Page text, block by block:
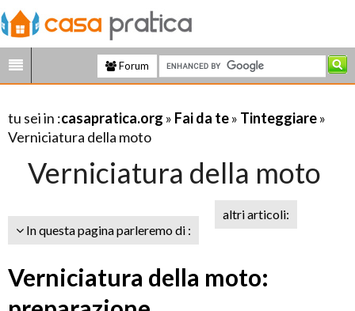
Forum
tu sei in :casapratica.org » Fai da te» Tinteggiare»
Verniciatura della moto
Verniciatura della moto
In questa pagina parleremo di :
altri articoli:
Verniciatura della moto: